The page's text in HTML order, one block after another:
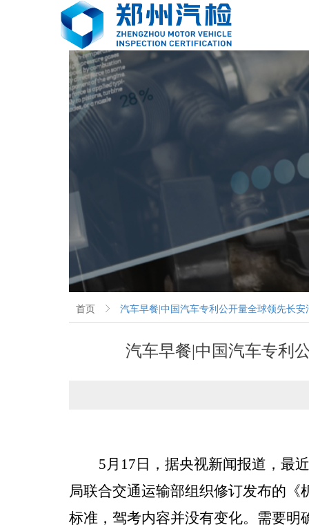
汽车早餐|中国汽车专利
首页 ꁕ 汽车早餐|中国汽车专利公开量全球领先长
5月17日，据央视新闻报道，最
局联合交通运输部组织修订发布的
标准，驾考内容并没有变化。需要